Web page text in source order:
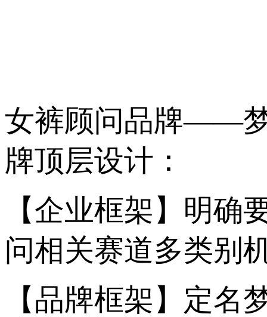
女裤顾问品牌——
牌顶层设计：
【企业框架】明确
问相关赛道多类别
【品牌框架】定名